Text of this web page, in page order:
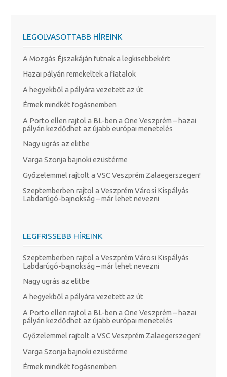
LEGOLVASOTTABB HÍREINK
A Mozgás Éjszakáján futnak a legkisebbekért
Hazai pályán remekeltek a fiatalok
A hegyekből a pályára vezetett az út
Érmek mindkét fogásnemben
A Porto ellen rajtol a BL-ben a One Veszprém – hazai
pályán kezdődhet az újabb európai menetelés
Nagy ugrás az elitbe
Varga Szonja bajnoki ezüstérme
Győzelemmel rajtolt a VSC Veszprém Zalaegerszegen!
Szeptemberben rajtol a Veszprém Városi Kispályás
Labdarúgó-bajnokság – már lehet nevezni
LEGFRISSEBB HÍREINK
Szeptemberben rajtol a Veszprém Városi Kispályás
Labdarúgó-bajnokság – már lehet nevezni
Nagy ugrás az elitbe
A hegyekből a pályára vezetett az út
A Porto ellen rajtol a BL-ben a One Veszprém – hazai
pályán kezdődhet az újabb európai menetelés
Győzelemmel rajtolt a VSC Veszprém Zalaegerszegen!
Varga Szonja bajnoki ezüstérme
Érmek mindkét fogásnemben